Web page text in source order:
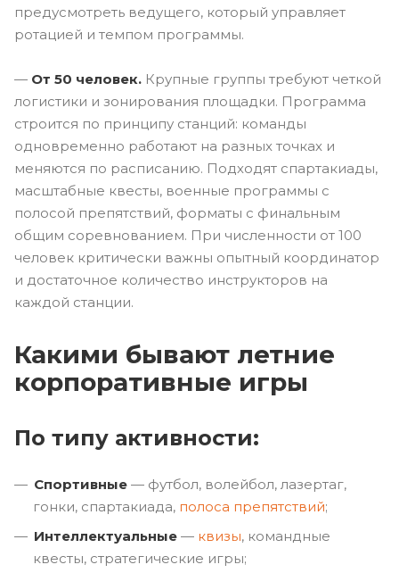
предусмотреть ведущего, который управляет
ротацией и темпом программы.
— От 50 человек. Крупные группы требуют четкой
логистики и зонирования площадки. Программа
строится по принципу станций: команды
одновременно работают на разных точках и
меняются по расписанию. Подходят спартакиады,
масштабные квесты, военные программы с
полосой препятствий, форматы с финальным
общим соревнованием. При численности от 100
человек критически важны опытный координатор
и достаточное количество инструкторов на
каждой станции.
Какими бывают летние
корпоративные игры
По типу активности:
Спортивные — футбол, волейбол, лазертаг,
гонки, спартакиада, полоса препятствий;
Интеллектуальные — квизы, командные
квесты, стратегические игры;